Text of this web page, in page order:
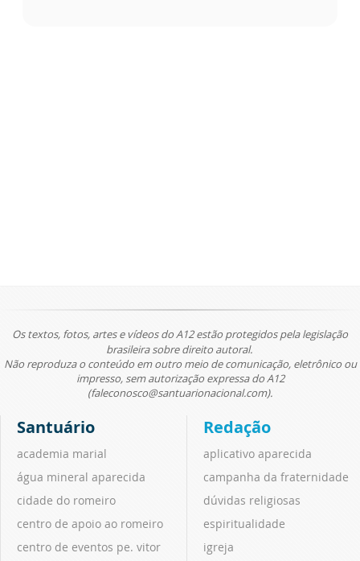
Os textos, fotos, artes e vídeos do A12 estão protegidos pela legislação
brasileira sobre direito autoral.
Não reproduza o conteúdo em outro meio de comunicação, eletrônico ou
impresso, sem autorização expressa do A12
(faleconosco@santuarionacional.com).
Santuário
academia marial
água mineral aparecida
cidade do romeiro
centro de apoio ao romeiro
centro de eventos pe. vitor
Redação
aplicativo aparecida
campanha da fraternidade
dúvidas religiosas
espiritualidade
igreja